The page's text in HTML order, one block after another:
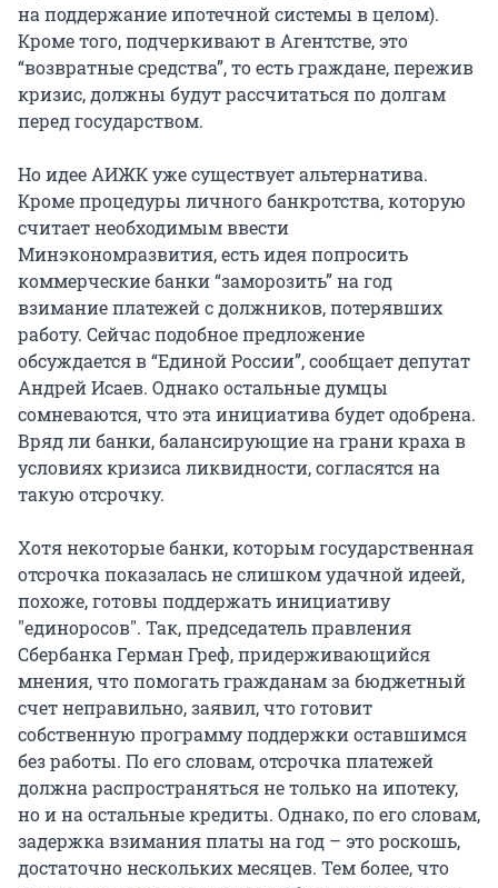
на поддержание ипотечной системы в целом).
Кроме того, подчеркивают в Агентстве, это
“возвратные средства”, то есть граждане, пережив
кризис, должны будут рассчитаться по долгам
перед государством.
Но идее АИЖК уже существует альтернатива.
Кроме процедуры личного банкротства, которую
считает необходимым ввести
Минэкономразвития, есть идея попросить
коммерческие банки “заморозить” на год
взимание платежей с должников, потерявших
работу. Сейчас подобное предложение
обсуждается в “Единой России”, сообщает депутат
Андрей Исаев. Однако остальные думцы
сомневаются, что эта инициатива будет одобрена.
Вряд ли банки, балансирующие на грани краха в
условиях кризиса ликвидности, согласятся на
такую отсрочку.
Хотя некоторые банки, которым государственная
отсрочка показалась не слишком удачной идеей,
похоже, готовы поддержать инициативу
"единоросов". Так, председатель правления
Сбербанка Герман Греф, придерживающийся
мнения, что помогать гражданам за бюджетный
счет неправильно, заявил, что готовит
собственную программу поддержки оставшимся
без работы. По его словам, отсрочка платежей
должна распространяться не только на ипотеку,
но и на остальные кредиты. Однако, по его словам,
задержка взимания платы на год – это роскошь,
достаточно нескольких месяцев. Тем более, что